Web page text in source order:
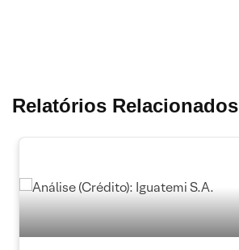
Relatórios Relacionados